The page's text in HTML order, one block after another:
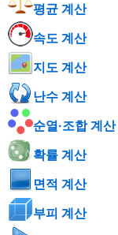
평균 계산
속도 계산
지도 계산
난수 계산
순열·조합 계산
확률 계산
면적 계산
부피 계산